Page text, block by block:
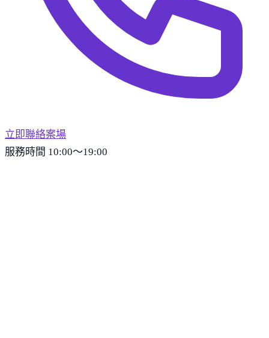
立即聯絡案場
服務時間 10:00～19:00